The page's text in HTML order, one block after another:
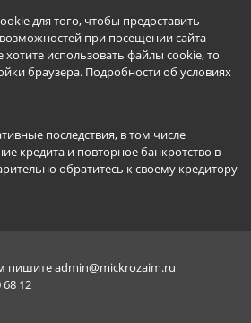
для того, чтобы предоставить
при посещении сайта
использовать файлы cookie, то
браузера. Подробности об условиях
последствия, в том числе
кредита и повторное банкротство в
обратитесь к своему кредитору
пишитеadmin@mickrozaim.ru
68 12